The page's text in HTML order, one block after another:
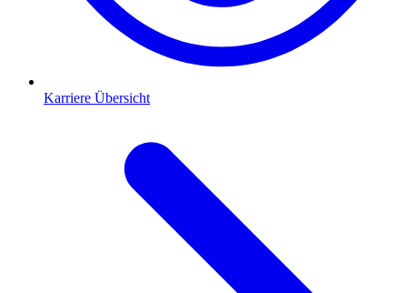
Karriere Übersicht